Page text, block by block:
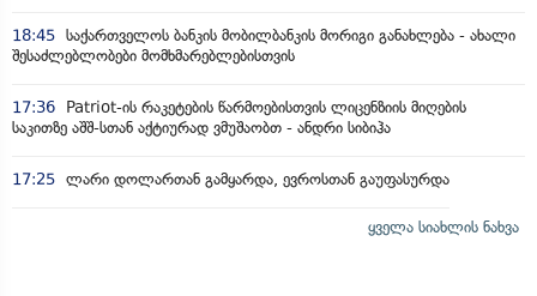
18:45 საქართველოს ბანკის მობილბანკის მორიგი განახლება - ახალი
შესაძლებლობები მომხმარებლებისთვის
17:36
Patriot-ის რაკეტების წარმოებისთვის ლიცენზიის მიღების
საკითზე აშშ-სთან აქტიურად ვმუშაობთ - ანდრი სიბიჰა
17:25 ლარი დოლართან გამყარდა, ევროსთან გაუფასურდა
ყველა სიახლის ნახვა